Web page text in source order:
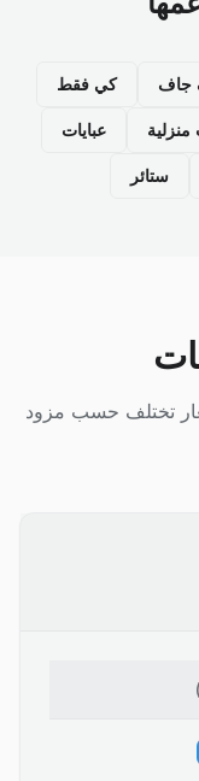
جاف كي فقط
عبايات
ستائر
تختلف حسب مزود
)